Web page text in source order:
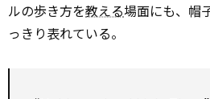
ルの歩き方を教える場面にも、帽
っきり表れている。